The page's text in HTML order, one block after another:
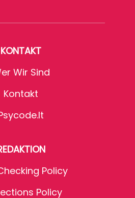
KONTAKT
Wir Sind
Kontakt
Policy
Policy